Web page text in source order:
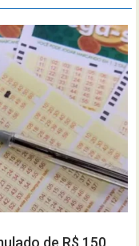
de R$ 150